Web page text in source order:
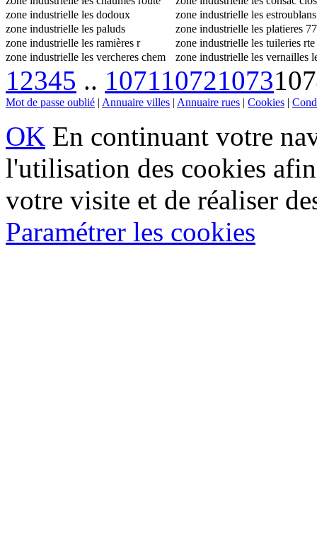
villeneuve
cibelle
zone industrielle les dodoux
zone industrielle les
bruxelles
zone industrielle les paluds
zone industrielle les platieres
maison rose
zone industrielle les ramières r
georges brassens
zone industrielle les tuileries rte
nationale 6
zone industrielle les vercheres chem
verchères
zone industrielle les vernailles
gouttes
12345 .. 107110721073
Mot de passe oublié | Annuaire villes | Annuaire rues | Cookies |
OK En continuant votre
l'utilisation des cookies
votre visite et de réaliser
Paramétrer les cookies